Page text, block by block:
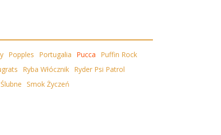
Popples Portugalia Pucca
Puffin Rock
Ryba Włócznik Ryder Psi Patrol
Ślubne Smok Życzeń